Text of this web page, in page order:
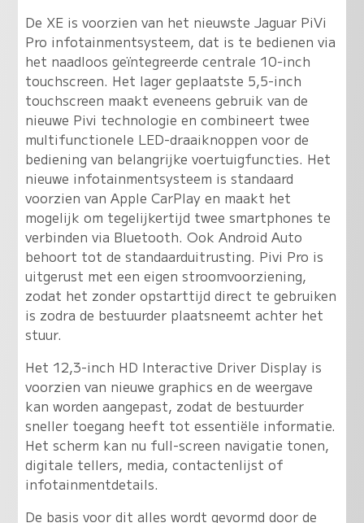
De XE is voorzien van het nieuwste Jaguar PiVi
Pro infotainmentsysteem, dat is te bedienen via
het naadloos geïntegreerde centrale 10-inch
touchscreen. Het lager geplaatste 5,5-inch
touchscreen maakt eveneens gebruik van de
nieuwe Pivi technologie en combineert twee
multifunctionele LED-draaiknoppen voor de
bediening van belangrijke voertuigfuncties. Het
nieuwe infotainmentsysteem is standaard
voorzien van Apple CarPlay en maakt het
mogelijk om tegelijkertijd twee smartphones te
verbinden via Bluetooth. Ook Android Auto
behoort tot de standaarduitrusting. Pivi Pro is
uitgerust met een eigen stroomvoorziening,
zodat het zonder opstarttijd direct te gebruiken
is zodra de bestuurder plaatsneemt achter het
stuur.
Het 12,3-inch HD Interactive Driver Display is
voorzien van nieuwe graphics en de weergave
kan worden aangepast, zodat de bestuurder
sneller toegang heeft tot essentiële informatie.
Het scherm kan nu full-screen navigatie tonen,
digitale tellers, media, contactenlijst of
infotainmentdetails.
De basis voor dit alles wordt gevormd door de